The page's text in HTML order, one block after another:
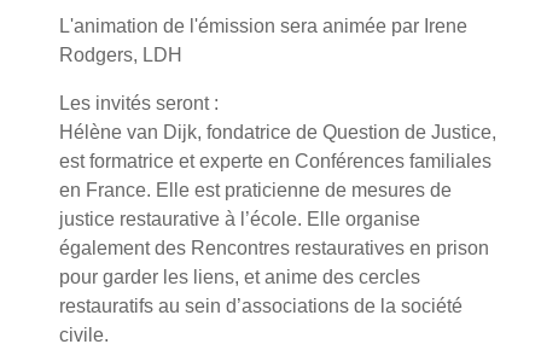
L'animation de l'émission sera animée par Irene
Rodgers, LDH
Les invités seront :
Hélène van Dijk, fondatrice de Question de Justice,
est formatrice et experte en Conférences familiales
en France. Elle est praticienne de mesures de
justice restaurative à l’école. Elle organise
également des Rencontres restauratives en prison
pour garder les liens, et anime des cercles
restauratifs au sein d’associations de la société
civile.